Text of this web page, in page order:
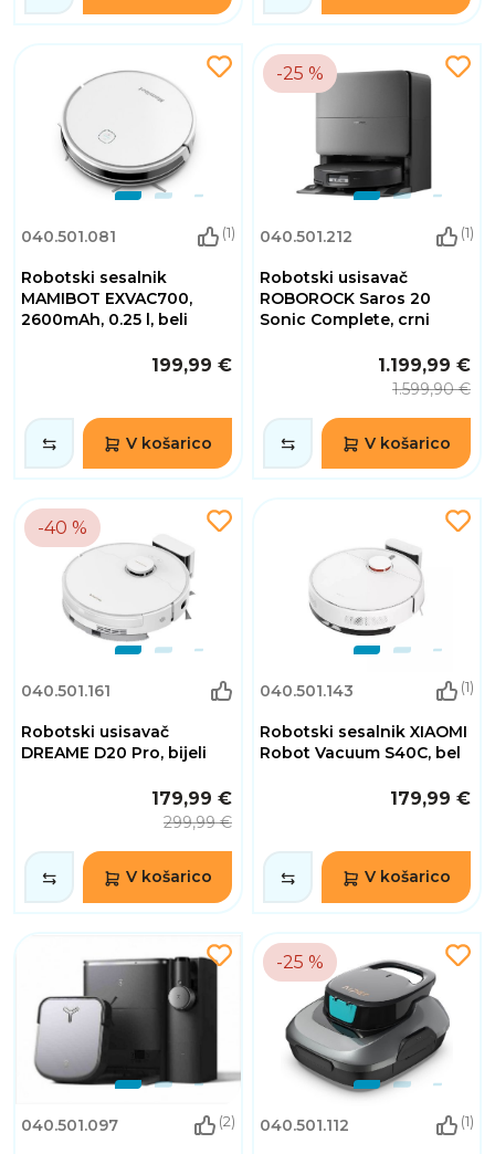
040.501.081 (1)
Robotski sesalnik
MAMIBOT EXVAC700,
2600mAh, 0.25 l, beli
199,99 €
V košarico
-25 %
040.501.212 (1)
Robotski usisavač
ROBOROCK Saros 20
Sonic Complete, crni
1.199,99 €
1.599,90 €
V košarico
-40 %
040.501.161
Robotski usisavač
DREAME D20 Pro, bijeli
179,99 €
299,99 €
V košarico
040.501.143 (1)
Robotski sesalnik XIAOMI
Robot Vacuum S40C, bel
179,99 €
V košarico
040.501.097 (2)
-25 %
040.501.112 (1)